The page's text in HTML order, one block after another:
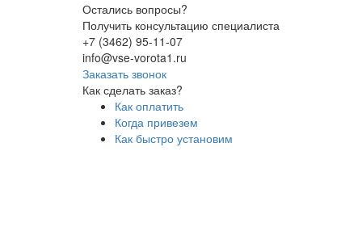
Остались вопросы?
Получить консультацию специалиста
+7 (3462) 95-11-07
info@vse-vorota1.ru
Заказать звонок
Как сделать заказ?
Как оплатить
Когда привезем
Как быстро установим